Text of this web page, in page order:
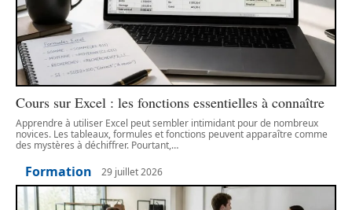
Cours sur Excel : les fonctions essentielles à connaître
Apprendre à utiliser Excel peut sembler intimidant pour de nombreux
novices. Les tableaux, formules et fonctions peuvent apparaître comme
des mystères à déchiffrer. Pourtant,…
Formation 29 juillet 2026